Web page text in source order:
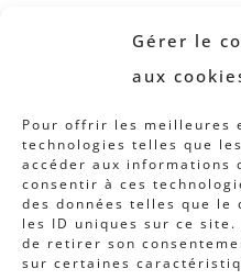
Gérer le
aux
Pour offrir les meilleures
technologies telles que
accéder aux informations
consentir à ces
des données telles que le
les ID uniques sur ce
de retirer son
sur certaines